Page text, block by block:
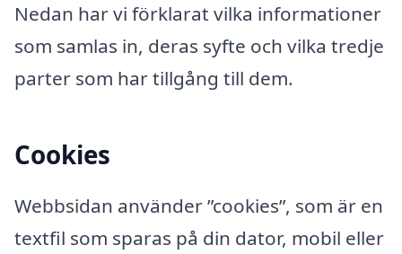
Nedan har vi förklarat vilka informationer
som samlas in, deras syfte och vilka tredje
parter som har tillgång till dem.
Cookies
Webbsidan använder ”cookies”, som är en
textfil som sparas på din dator, mobil eller